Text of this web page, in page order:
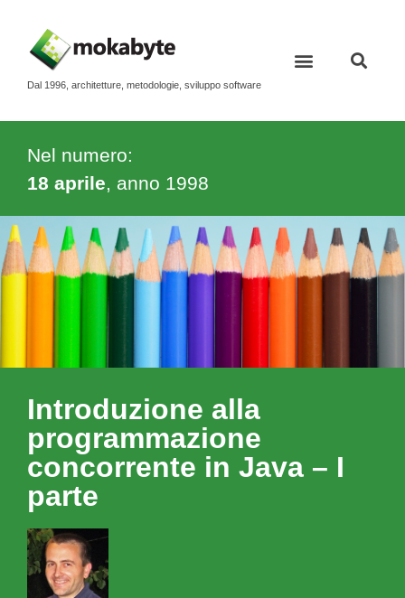
Dal 1996, architetture, metodologie, sviluppo software
Nel numero:
18 aprile, anno 1998
Introduzione alla
programmazione
concorrente in Java – I
parte